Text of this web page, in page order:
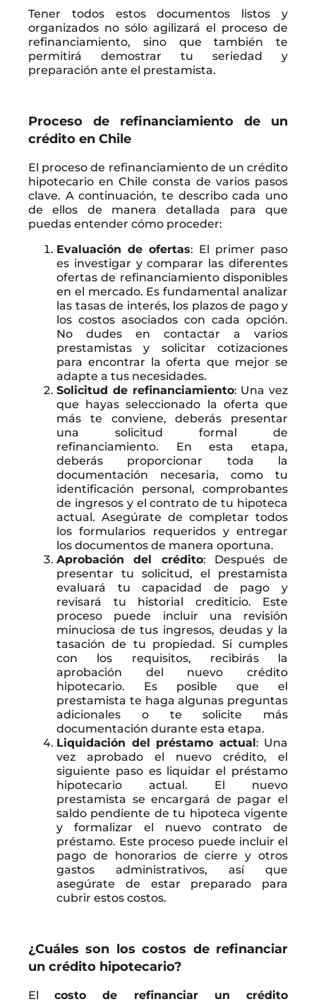
Tener todos estos documentos listos y
organizados no sólo agilizará el proceso de
refinanciamiento, sino que también te
permitirá demostrar tu seriedad y
preparación ante el prestamista.
Proceso de refinanciamiento de un
crédito en Chile
El proceso de refinanciamiento de un crédito
hipotecario en Chile consta de varios pasos
clave. A continuación, te describo cada uno
de ellos de manera detallada para que
puedas entender cómo proceder:
Evaluación de ofertas: El primer paso
es investigar y comparar las diferentes
ofertas de refinanciamiento disponibles
en el mercado. Es fundamental analizar
las tasas de interés, los plazos de pago y
los costos asociados con cada opción.
No dudes en contactar a varios
prestamistas y solicitar cotizaciones
para encontrar la oferta que mejor se
adapte a tus necesidades.
Solicitud de refinanciamiento: Una vez
que hayas seleccionado la oferta que
más te conviene, deberás presentar
una solicitud formal de
refinanciamiento. En esta etapa,
deberás proporcionar toda la
documentación necesaria, como tu
identificación personal, comprobantes
de ingresos y el contrato de tu hipoteca
actual. Asegúrate de completar todos
los formularios requeridos y entregar
los documentos de manera oportuna.
Aprobación del crédito: Después de
presentar tu solicitud, el prestamista
evaluará tu capacidad de pago y
revisará tu historial crediticio. Este
proceso puede incluir una revisión
minuciosa de tus ingresos, deudas y la
tasación de tu propiedad. Si cumples
con los requisitos, recibirás la
aprobación del nuevo crédito
hipotecario. Es posible que el
prestamista te haga algunas preguntas
adicionales o te solicite más
documentación durante esta etapa.
Liquidación del préstamo actual: Una
vez aprobado el nuevo crédito, el
siguiente paso es liquidar el préstamo
hipotecario actual. El nuevo
prestamista se encargará de pagar el
saldo pendiente de tu hipoteca vigente
y formalizar el nuevo contrato de
préstamo. Este proceso puede incluir el
pago de honorarios de cierre y otros
gastos administrativos, así que
asegúrate de estar preparado para
cubrir estos costos.
¿Cuáles son los costos de refinanciar
un crédito hipotecario?
Elcosto de refinanciar un crédito